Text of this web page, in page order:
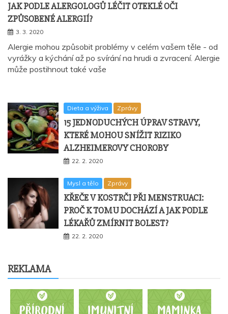
JAK PODLE ALERGOLOGŮ LÉČIT OTEKLÉ OČI
ZPŮSOBENÉ ALERGIÍ?
3. 3. 2020
Alergie mohou způsobit problémy v celém vašem těle - od
vyrážky a kýchání až po svírání na hrudi a zvracení. Alergie
může postihnout také vaše
Dieta a výživa Zprávy
15 JEDNODUCHÝCH ÚPRAV STRAVY,
KTERÉ MOHOU SNÍŽIT RIZIKO
ALZHEIMEROVY CHOROBY
22. 2. 2020
Mysl a tělo Zprávy
KŘEČE V KOSTRČI PŘI MENSTRUACI:
PROČ K TOMU DOCHÁZÍ A JAK PODLE
LÉKAŘŮ ZMÍRNIT BOLEST?
22. 2. 2020
REKLAMA